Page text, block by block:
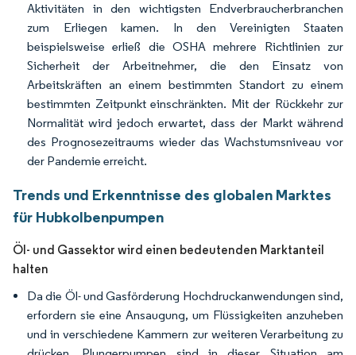
Aktivitäten in den wichtigsten Endverbraucherbranchen
zum Erliegen kamen. In den Vereinigten Staaten
beispielsweise erließ die OSHA mehrere Richtlinien zur
Sicherheit der Arbeitnehmer, die den Einsatz von
Arbeitskräften an einem bestimmten Standort zu einem
bestimmten Zeitpunkt einschränkten. Mit der Rückkehr zur
Normalität wird jedoch erwartet, dass der Markt während
des Prognosezeitraums wieder das Wachstumsniveau vor
der Pandemie erreicht.
Trends und Erkenntnisse des globalen Marktes
für Hubkolbenpumpen
Öl- und Gassektor wird einen bedeutenden Marktanteil
halten
Da die Öl- und Gasförderung Hochdruckanwendungen sind,
erfordern sie eine Ansaugung, um Flüssigkeiten anzuheben
und in verschiedene Kammern zur weiteren Verarbeitung zu